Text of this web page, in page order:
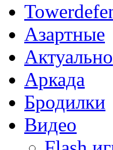
Азартные
Актуально
Аркада
Бродилки
Видео